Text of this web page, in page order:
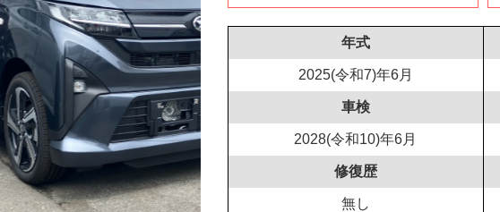
年式
2025(令和7)年6月
車検
2028(令和10)年6月
修復歴
無し